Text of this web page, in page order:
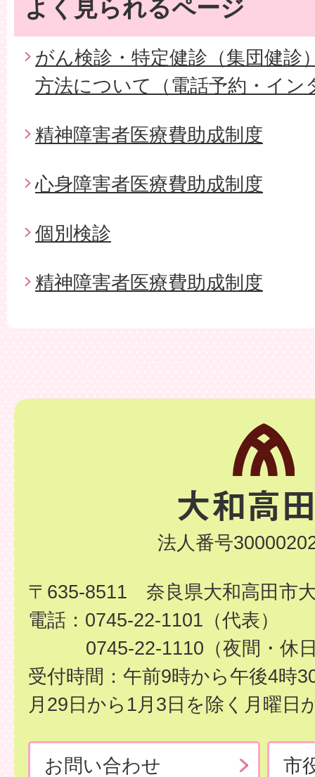
よく見られるページ
がん検診・特定健診（集団健診
方法について（電話予約・イン
精神障害者医療費助成制度
心身障害者医療費助成制度
個別検診
精神障害者医療費助成制度
法人番号
〒635-8511 奈良県大和高田市
電話：0745-22-1101（代表）
0745-22-1110（夜間・休
受付時間：午前9時から午後4時
月29日から1月3日を除く月曜日
お問い合わせ 市